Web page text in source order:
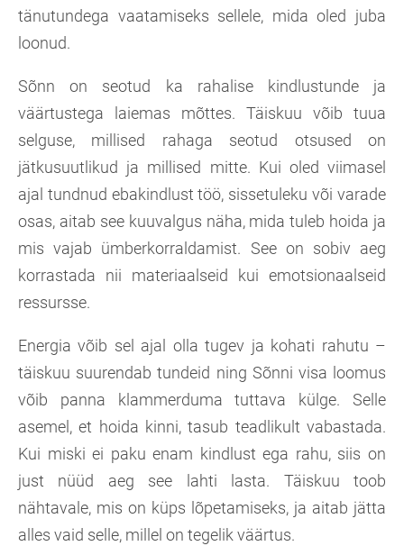
tänutundega vaatamiseks sellele, mida oled juba
loonud.
Sõnn on seotud ka rahalise kindlustunde ja
väärtustega laiemas mõttes. Täiskuu võib tuua
selguse, millised rahaga seotud otsused on
jätkusuutlikud ja millised mitte. Kui oled viimasel
ajal tundnud ebakindlust töö, sissetuleku või varade
osas, aitab see kuuvalgus näha, mida tuleb hoida ja
mis vajab ümberkorraldamist. See on sobiv aeg
korrastada nii materiaalseid kui emotsionaalseid
ressursse.
Energia võib sel ajal olla tugev ja kohati rahutu –
täiskuu suurendab tundeid ning Sõnni visa loomus
võib panna klammerduma tuttava külge. Selle
asemel, et hoida kinni, tasub teadlikult vabastada.
Kui miski ei paku enam kindlust ega rahu, siis on
just nüüd aeg see lahti lasta. Täiskuu toob
nähtavale, mis on küps lõpetamiseks, ja aitab jätta
alles vaid selle, millel on tegelik väärtus.